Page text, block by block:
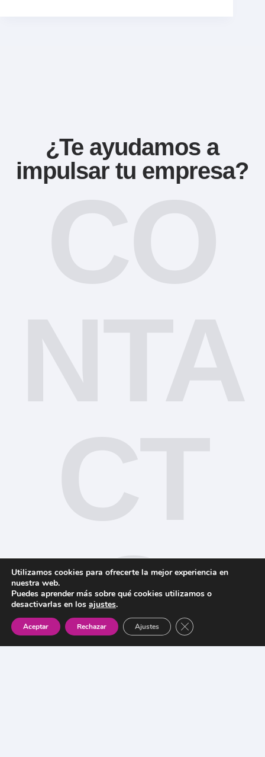
¿Te ayudamos a
impulsar tu empresa?
O
Utilizamos cookies para ofrecerte la mejor experiencia en
nuestra web.
Puedes aprender más sobre qué cookies utilizamos o
desactivarlas en los ajustes.
Aceptar Rechazar Ajustes Cerrar el banner de